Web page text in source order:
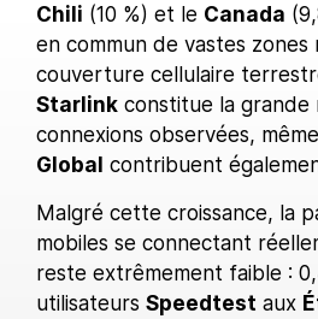
Chili (10 %) et le Canada
en commun de vastes zones
couverture cellulaire
Starlink constitue la grande
connexions observées,
Global contribuent
Malgré cette croissance, la
mobiles se connectant
reste extrêmement faible :
utilisateurs Speedtest aux